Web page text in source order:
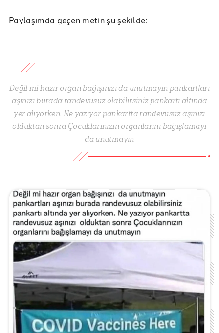
Paylaşımda geçen metin şu şekilde:
Değil mi hazır organ bağışınızı da unutmayın pankartları
aşınızı burada randevusuz olabilirsiniz pankartı altında
yer alıyorken. Ne yazıyor pankartta randevusuz aşınızı
olduktan sonra Çocuklarınızın organlarını bağışlamayı
da unutmayın